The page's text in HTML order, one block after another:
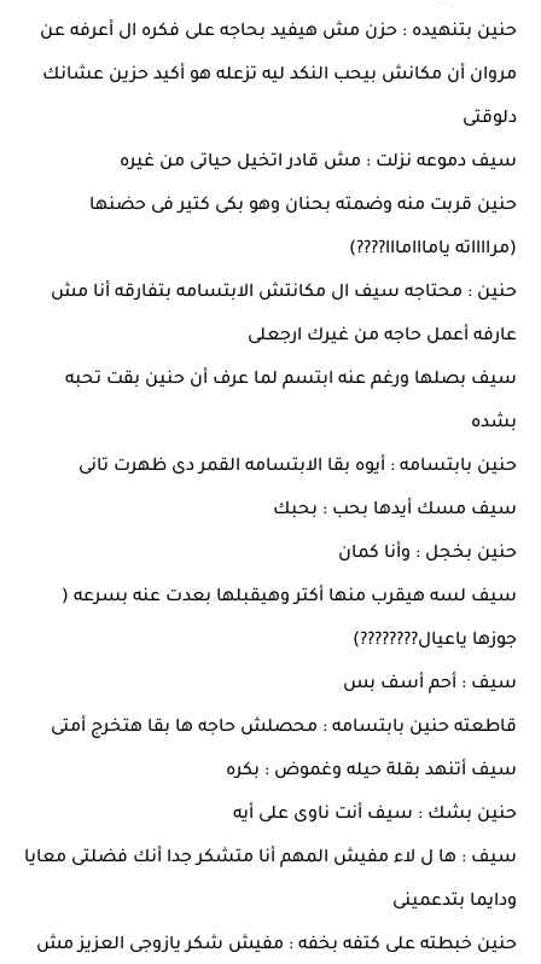
حنين بتنهيده : حزن مش هيفيد بحاجه على فكره ال أعرفه عن
مروان أن مكانش بيحب النكد ليه تزعله هو أكيد حزين عشانك
دلوقتى
سيف دموعه نزلت : مش قادر اتخيل حياتى من غيره
حنين قربت منه وضمته بحنان وهو بكى كتير فى حضنها
(مرااااته يامااامااا????)
حنين : محتاجه سيف ال مكانتش الابتسامه بتفارقه أنا مش
عارفه أعمل حاجه من غيرك ارجعلى
سيف بصلها ورغم عنه ابتسم لما عرف أن حنين بقت تحبه
بشده
حنين بابتسامه : أيوه بقا الابتسامه القمر دى ظهرت تانى
سيف مسك أيدها بحب : بحبك
حنين بخجل : وأنا كمان
سيف لسه هيقرب منها أكتر وهيقبلها بعدت عنه بسرعه (
جوزها ياعيال????????)
سيف : أحم أسف بس
قاطعته حنين بابتسامه : محصلش حاجه ها بقا هتخرج أمتى
سيف أتنهد بقلة حيله وغموض : بكره
حنين بشك : سيف أنت ناوى على أيه
سيف : ها ل لاء مفيش المهم أنا متشكر جدا أنك فضلتى معايا
ودايما بتدعمينى
حنين خبطته على كتفه بخفه : مفيش شكر يازوجى العزيز مش